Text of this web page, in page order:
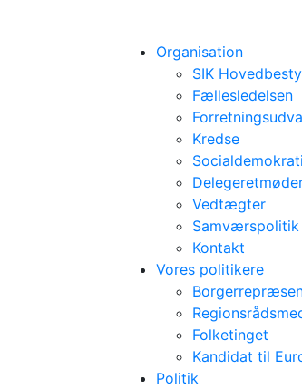
Organisation
SIK
Fællesledelsen
Kredse
Vedtægter
Samværspolitik
Kontakt
Vores politikere
Folketinget
Kandidat til
Politik